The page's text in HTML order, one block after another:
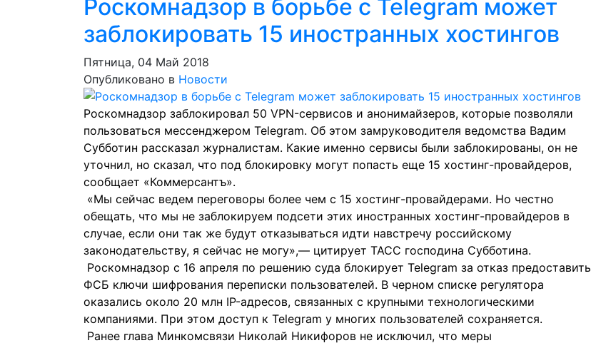
Роскомнадзор в борьбе с Telegram может
заблокировать 15 иностранных хостингов
Пятница, 04 Май 2018
Опубликовано в Новости
Роскомнадзор заблокировал 50 VPN-сервисов и анонимайзеров, которые позволяли
пользоваться мессенджером Telegram. Об этом замруководителя ведомства Вадим
Субботин рассказал журналистам. Какие именно сервисы были заблокированы, он не
уточнил, но сказал, что под блокировку могут попасть еще 15 хостинг-провайдеров,
сообщает «Коммерсантъ».
«Мы сейчас ведем переговоры более чем с 15 хостинг-провайдерами. Но честно
обещать, что мы не заблокируем подсети этих иностранных хостинг-провайдеров в
случае, если они так же будут отказываться идти навстречу российскому
законодательству, я сейчас не могу»,— цитирует ТАСС господина Субботина.
Роскомнадзор с 16 апреля по решению суда блокирует Telegram за отказ предоставить
ФСБ ключи шифрования переписки пользователей. В черном списке регулятора
оказались около 20 млн IP-адресов, связанных с крупными технологическими
компаниями. При этом доступ к Telegram у многих пользователей сохраняется.
Ранее глава Минкомсвязи Николай Никифоров не исключил, что меры